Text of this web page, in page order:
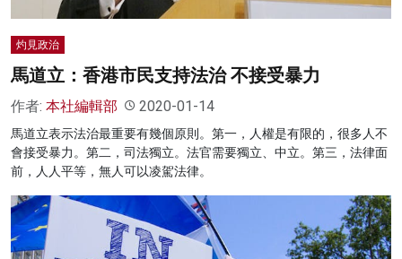
灼見政治
馬道立：香港市民支持法治 不接受暴力
作者: 本社編輯部 2020-01-14
馬道立表示法治最重要有幾個原則。第一，人權是有限的，很多人不
會接受暴力。第二，司法獨立。法官需要獨立、中立。第三，法律面
前，人人平等，無人可以凌駕法律。